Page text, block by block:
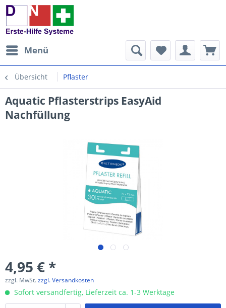
Menü
Übersicht Pflaster
Aquatic Pflasterstrips EasyAid
Nachfüllung
4,95 € *
zzgl. MwSt.zzgl. Versandkosten
Sofort versandfertig, Lieferzeit ca. 1-3 Werktage